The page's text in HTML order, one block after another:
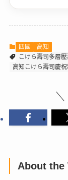
四國
高知
こけら壽司多層壓
高知こけら壽司慶
About the